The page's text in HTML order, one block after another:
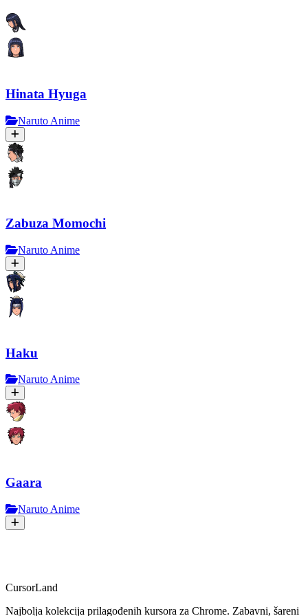
Hinata Hyuga
Naruto Anime
Zabuza Momochi
Naruto Anime
Haku
Naruto Anime
Gaara
Naruto Anime
CursorLand
Najbolja kolekcija prilagođenih kursora za Chrome. Zabavni, šareni